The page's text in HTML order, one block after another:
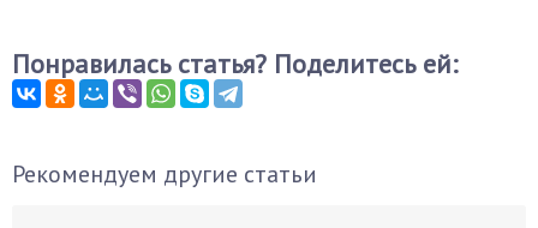
Понравилась статья? Поделитесь ей:
Рекомендуем другие статьи